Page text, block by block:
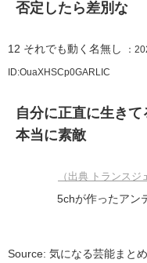
否定したら差別な
12 それでも動く名無し ：
ID:OuaXHSCp0GARLIC
自分に正直に生きて
本当に素敵
（出典 トランス
5chが作ったアン
Source: 気になる芸能まとめ